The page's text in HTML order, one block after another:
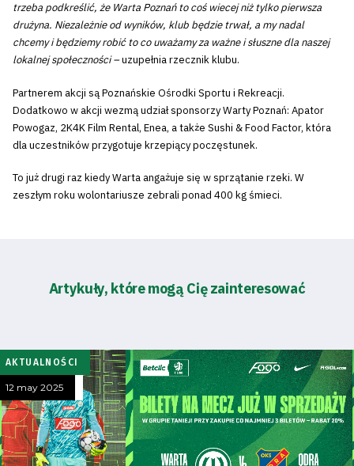
trzeba podkreślić, że Warta Poznań to coś wiecej niż tylko pierwsza
drużyna. Niezależnie od wyników, klub będzie trwał, a my nadal
chcemy i będziemy robić to co uważamy za ważne i słuszne dla naszej
lokalnej społeczności –uzupełnia rzecznik klubu.
Partnerem akcji są Poznańskie Ośrodki Sportu i Rekreacji.
Dodatkowo w akcji wezmą udział sponsorzy Warty Poznań: Apator
Powogaz, 2K4K Film Rental, Enea, a także Sushi & Food Factor, która
dla uczestników przygotuje krzepiący poczęstunek.
To już drugi raz kiedy Warta angażuje się w sprzątanie rzeki. W
zeszłym roku wolontariusze zebrali ponad 400 kg śmieci.
Artykuły, które mogą Cię zainteresować
AKTUALNOŚCI
12 may 2025